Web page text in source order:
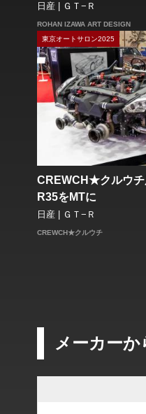
日産 | ＧＴ−Ｒ
ROHAN IZAWA ART DESIGN
東京オートサロン2025
CREWCH★クルウチ
R35をMTに
日産 | ＧＴ−Ｒ
CREWCH★クルウチ
メーカーか